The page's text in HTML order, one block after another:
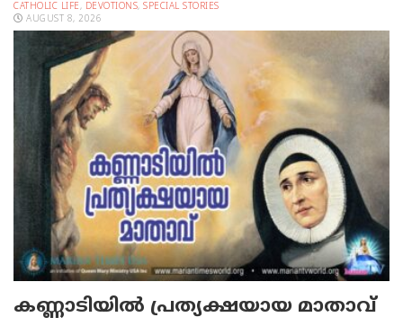
CATHOLIC LIFE, DEVOTIONS, SPECIAL STORIES
AUGUST 8, 2026
കണ്ണാടിയില്‍ പ്രത്യക്ഷയായ മാതാവ്